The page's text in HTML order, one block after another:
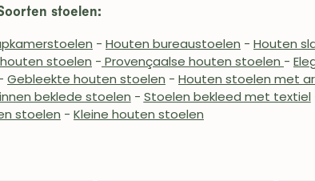
stoelen:
- Houten bureaustoelen - Houten
stoelen - Provençaalse houten stoelen -
Gebleekte houten stoelen - Houten stoelen met
beklede stoelen - Stoelen bekleed met textiel
stoelen - Kleine houten stoelen